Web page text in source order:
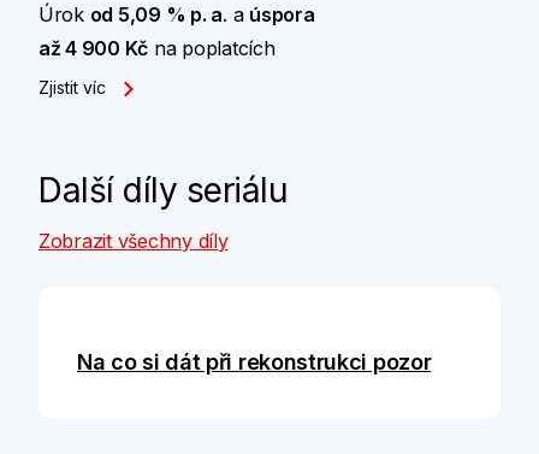
Úrok od 5,09 % p. a. a úspora
až 4 900 Kč na poplatcích
Zjistit víc
Další díly seriálu
Zobrazit všechny díly
Na co si dát při rekonstrukci pozor